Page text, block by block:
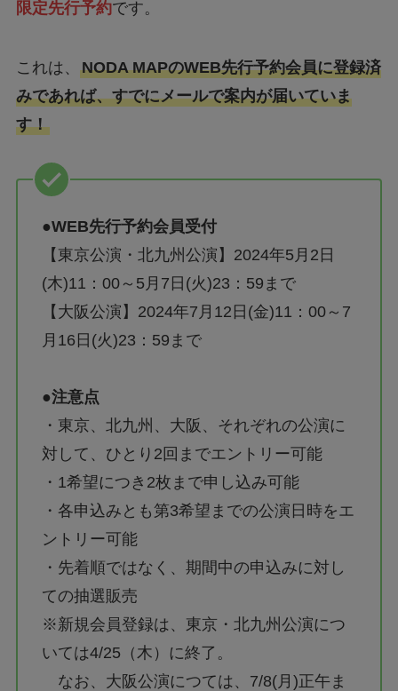
限定先行予約です。
これは、 NODA MAPのWEB先行予約会員に登録済
みであれば、すでにメールで案内が届いていま
す！
●WEB先行予約会員受付
【東京公演・北九州公演】2024年5月2日
(木)11：00～5月7日(火)23：59まで
【大阪公演】2024年7月12日(金)11：00～7
月16日(火)23：59まで
●注意点
・東京、北九州、大阪、それぞれの公演に
対して、ひとり2回までエントリー可能
・1希望につき2枚まで申し込み可能
・各申込みとも第3希望までの公演日時をエ
ントリー可能
・先着順ではなく、期間中の申込みに対し
ての抽選販売
※新規会員登録は、東京・北九州公演につ
いては4/25（木）に終了。
なお、大阪公演につては、7/8(月)正午ま